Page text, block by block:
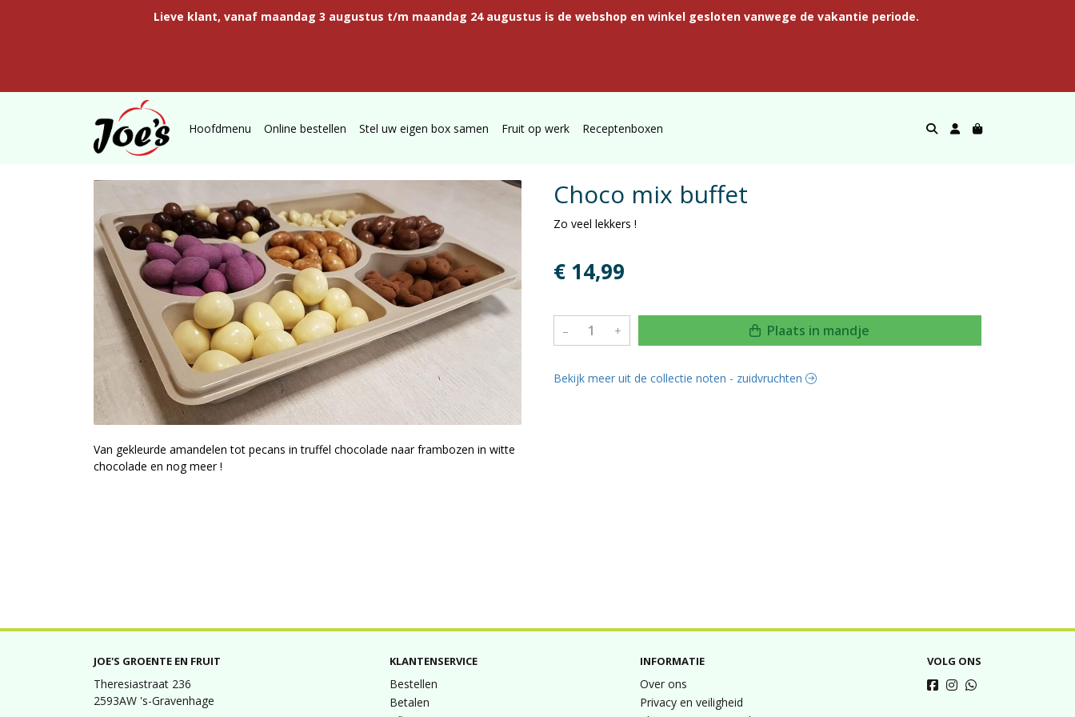
Lieve klant, vanaf maandag 3 augustus t/m maandag 24 augustus is de webshop en winkel gesloten vanwege de vakantie periode.
Hoofdmenu Online bestellen Stel uw eigen box samen Fruit op werk Receptenboxen
Van gekleurde amandelen tot pecans in truffel chocolade naar frambozen in witte
chocolade en nog meer !
Choco mix buffet
Zo veel lekkers !
€ 14,99
– + Plaats in mandje
Bekijk meer uit de collectie noten - zuidvruchten
JOE'S GROENTE EN FRUIT
Theresiastraat 236
2593AW 's-Gravenhage
KLANTENSERVICE
Bestellen
Betalen
INFORMATIE
Over ons
Privacy en veiligheid
VOLG ONS